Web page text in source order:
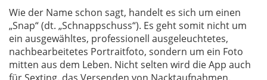
Wie der Name schon sagt, handelt es sich um einen
„Snap“ (dt. „Schnappschuss“). Es geht somit nicht um
ein ausgewähltes, professionell ausgeleuchtetes,
nachbearbeitetes Portraitfoto, sondern um ein Foto
mitten aus dem Leben. Nicht selten wird die App auch